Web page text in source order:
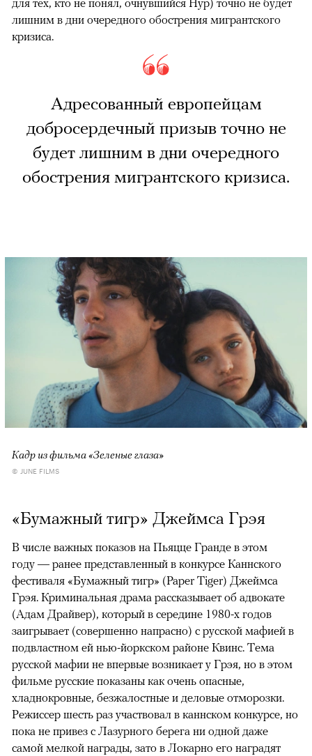
для тех, кто не понял, очнувшийся Нур) точно не будет
лишним в дни очередного обострения мигрантского
кризиса.
Адресованный европейцам
добросердечный призыв точно не
будет лишним в дни очередного
обострения мигрантского кризиса.
Кадр из фильма «Зеленые глаза»
© JUNE FILMS
«Бумажный тигр» Джеймса Грэя
В числе важных показов на Пьяцце Гранде в этом
году — ранее представленный в конкурсе Каннского
фестиваля «Бумажный тигр» (Paper Tiger) Джеймса
Грэя. Криминальная драма рассказывает об адвокате
(Адам Драйвер), который в середине 1980-х годов
заигрывает (совершенно напрасно) с русской мафией в
подвластном ей нью-йоркском районе Квинс. Тема
русской мафии не впервые возникает у Грэя, но в этом
фильме русские показаны как очень опасные,
хладнокровные, безжалостные и деловые отморозки.
Режиссер шесть раз участвовал в каннском конкурсе, но
пока не привез с Лазурного берега ни одной даже
самой мелкой награды, зато в Локарно его наградят